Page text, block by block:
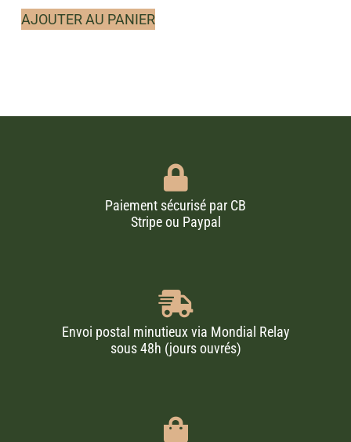
AJOUTER AU PANIER
Paiement sécurisé par CB
Stripe ou Paypal
Envoi postal minutieux via Mondial Relay
sous 48h (jours ouvrés)